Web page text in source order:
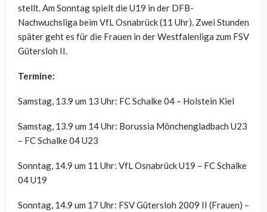
stellt. Am Sonntag spielt die U19 in der DFB-
Nachwuchsliga beim VfL Osnabrück (11 Uhr). Zwei Stunden
später geht es für die Frauen in der Westfalenliga zum FSV
Gütersloh II.
Termine:
Samstag, 13.9 um 13 Uhr: FC Schalke 04 – Holstein Kiel
Samstag, 13.9 um 14 Uhr: Borussia Mönchengladbach U23
– FC Schalke 04 U23
Sonntag, 14.9 um 11 Uhr: VfL Osnabrück U19 – FC Schalke
04 U19
Sonntag, 14.9 um 17 Uhr: FSV Gütersloh 2009 II (Frauen) –